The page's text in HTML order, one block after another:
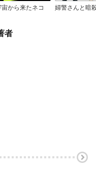
宙から来たネコ
者